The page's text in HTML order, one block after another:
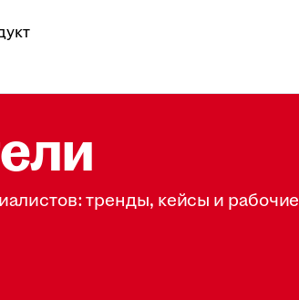
тренды, кейсы и рабочие